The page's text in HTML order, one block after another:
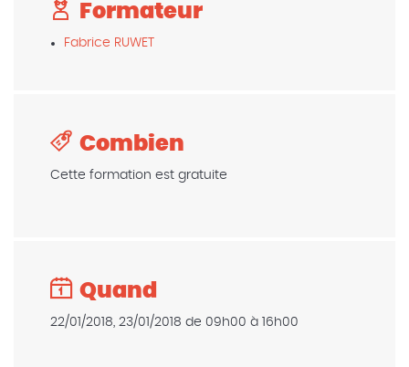
Formateur
Fabrice RUWET
Combien
Cette formation est gratuite
Quand
22/01/2018, 23/01/2018 de 09h00 à 16h00